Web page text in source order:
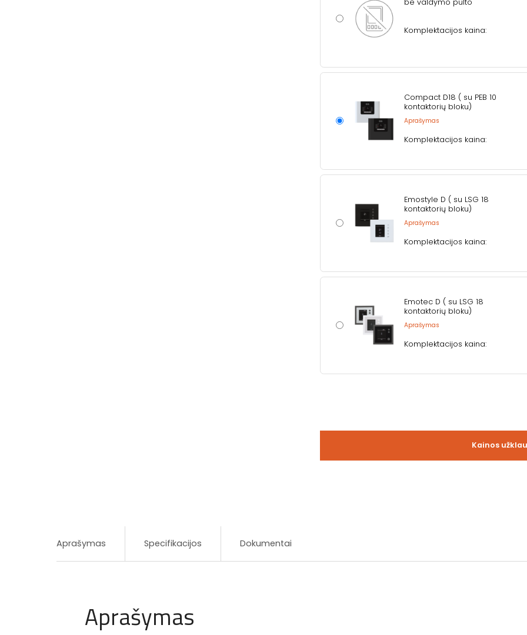
be valdymo pulto
Komplektacijos kaina:
Compact D18 ( su PEB 10
kontaktorių bloku)
Aprašymas
Komplektacijos kaina:
Emostyle D ( su LSG 18
kontaktorių bloku)
Aprašymas
Komplektacijos kaina:
Emotec D ( su LSG 18
kontaktorių bloku)
Aprašymas
Komplektacijos kaina:
Kainos
Aprašymas Specifikacijos Dokumentai
Aprašymas